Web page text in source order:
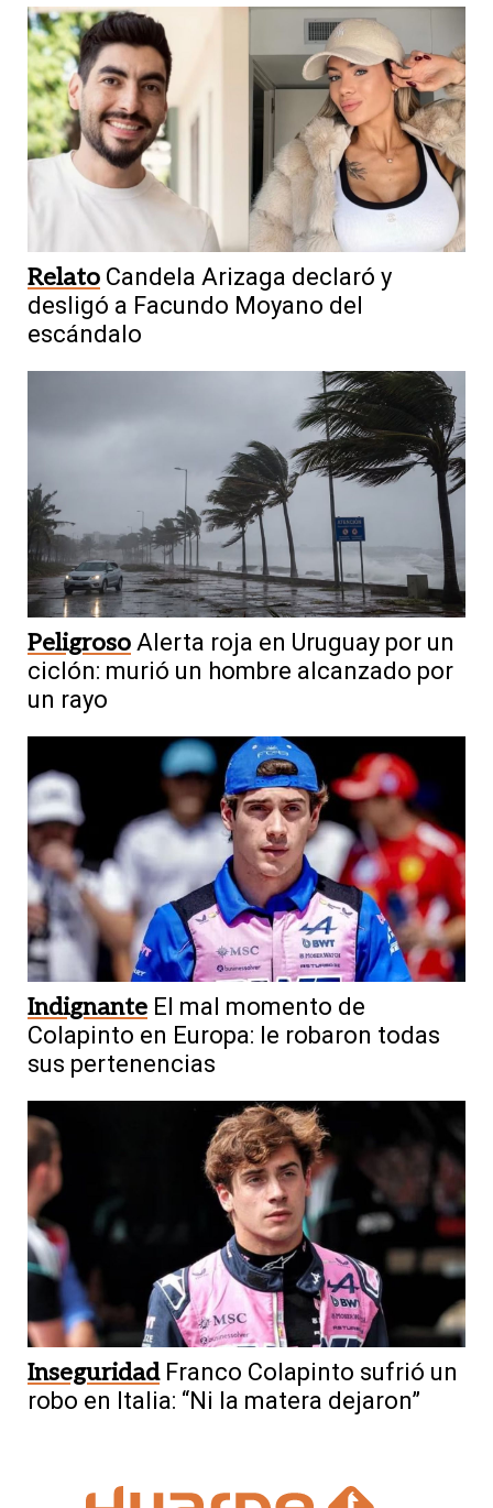
Relato Candela Arizaga declaró y
desligó a Facundo Moyano del
escándalo
Peligroso Alerta roja en Uruguay por un
ciclón: murió un hombre alcanzado por
un rayo
Indignante El mal momento de
Colapinto en Europa: le robaron todas
sus pertenencias
Inseguridad Franco Colapinto sufrió un
robo en Italia: “Ni la matera dejaron”